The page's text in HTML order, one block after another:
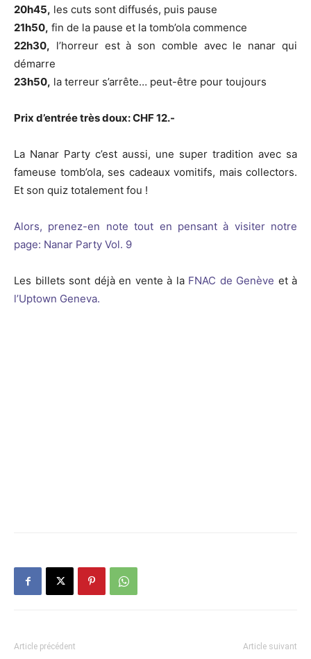
20h45, les cuts sont diffusés, puis pause
21h50, fin de la pause et la tomb’ola commence
22h30, l’horreur est à son comble avec le nanar qui
démarre
23h50, la terreur s’arrête… peut-être pour toujours
Prix d’entrée très doux: CHF 12.-
La Nanar Party c’est aussi, une super tradition avec sa
fameuse tomb’ola, ses cadeaux vomitifs, mais collectors.
Et son quiz totalement fou !
Alors, prenez-en note tout en pensant à visiter notre
page: Nanar Party Vol. 9
Les billets sont déjà en vente à la FNAC de Genève et à
l’Uptown Geneva.
Article précédent Article suivant